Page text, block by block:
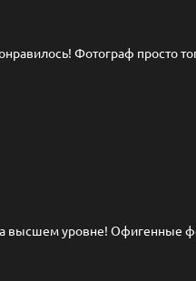
Фотограф просто
высшем уровне! Офигенные